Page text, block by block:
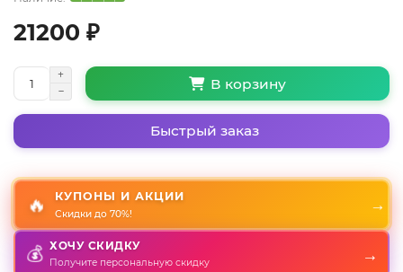
21200 ₽
В корзину
Быстрый заказ
🔥 КУПОНЫ И АКЦИИ
Скидки до 70%!
→
💰 ХОЧУ СКИДКУ
Получите персональную скидку →